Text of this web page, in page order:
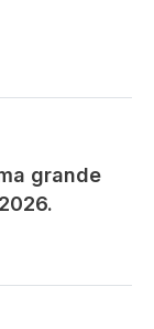
grande